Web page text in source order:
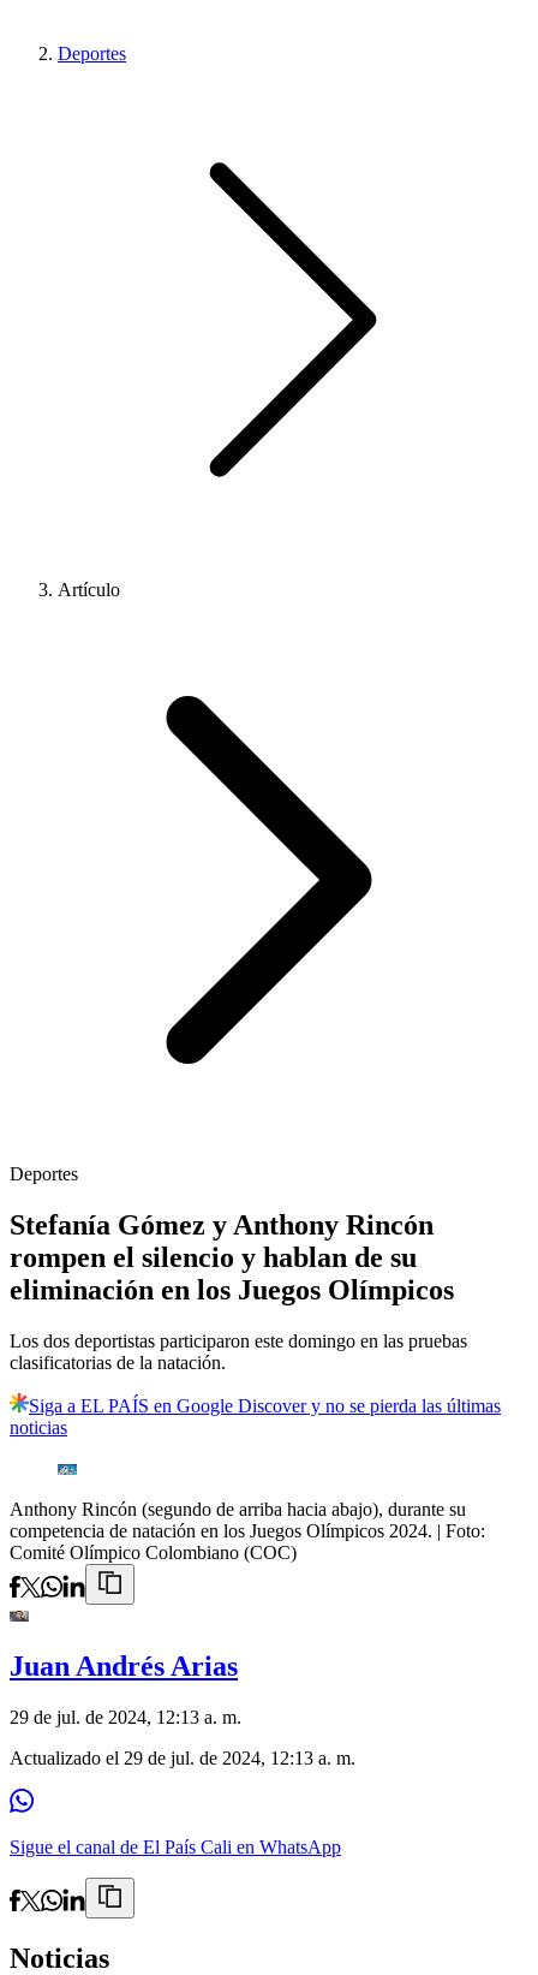
Deportes
Artículo
Deportes
Stefanía Gómez y Anthony Rincón
rompen el silencio y hablan de su
eliminación en los Juegos Olímpicos
Los dos deportistas participaron este domingo en las pruebas
clasificatorias de la natación.
Siga a EL PAÍS en Google Discover y no se pierda las últimas
noticias
Anthony Rincón (segundo de arriba hacia abajo), durante su
competencia de natación en los Juegos Olímpicos 2024. | Foto:
Comité Olímpico Colombiano (COC)
Juan Andrés Arias
29 de jul. de 2024, 12:13 a. m.
Actualizado el 29 de jul. de 2024, 12:13 a. m.
Sigue el canal de El País Cali en WhatsApp
Noticias